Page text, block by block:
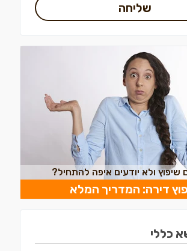
שליחה
שיפוץ ולא יודעים איפה להתחיל?
דירה: המדריך המלא
כללי